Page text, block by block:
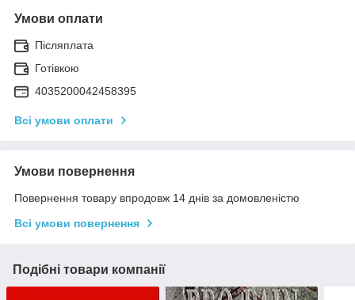
Умови оплати
Післяплата
Готівкою
4035200042458395
Всі умови оплати
Умови повернення
Повернення товару впродовж 14 днів за домовленістю
Всі умови повернення
Подібні товари компанії